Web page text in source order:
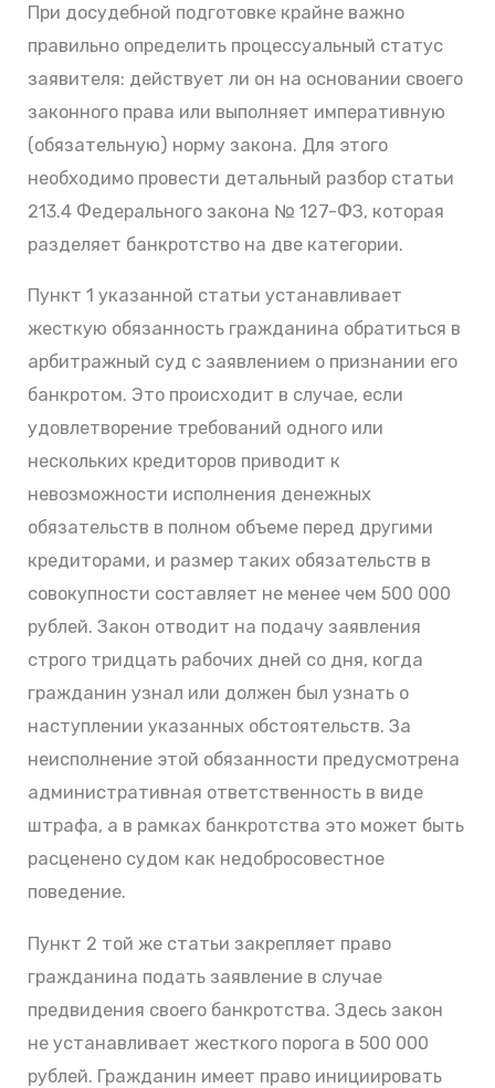
При досудебной подготовке крайне важно
правильно определить процессуальный статус
заявителя: действует ли он на основании своего
законного права или выполняет императивную
(обязательную) норму закона. Для этого
необходимо провести детальный разбор статьи
213.4 Федерального закона № 127-ФЗ, которая
разделяет банкротство на две категории.
Пункт 1 указанной статьи устанавливает
жесткую обязанность гражданина обратиться в
арбитражный суд с заявлением о признании его
банкротом. Это происходит в случае, если
удовлетворение требований одного или
нескольких кредиторов приводит к
невозможности исполнения денежных
обязательств в полном объеме перед другими
кредиторами, и размер таких обязательств в
совокупности составляет не менее чем 500 000
рублей. Закон отводит на подачу заявления
строго тридцать рабочих дней со дня, когда
гражданин узнал или должен был узнать о
наступлении указанных обстоятельств. За
неисполнение этой обязанности предусмотрена
административная ответственность в виде
штрафа, а в рамках банкротства это может быть
расценено судом как недобросовестное
поведение.
Пункт 2 той же статьи закрепляет право
гражданина подать заявление в случае
предвидения своего банкротства. Здесь закон
не устанавливает жесткого порога в 500 000
рублей. Гражданин имеет право инициировать